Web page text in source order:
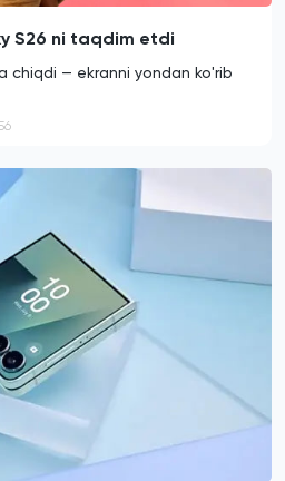
S26 ni taqdim etdi
chiqdi — ekranni yondan ko'rib